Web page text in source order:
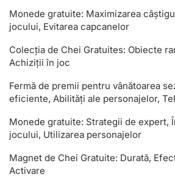
Monede gratuite: Maximizarea
jocului, Evitarea capcanelor
Colecția de Chei Gratuites: Obiecte
Achiziții în joc
Fermă de premii pentru vânătoarea
eficiente, Abilități ale personajelor,
Monede gratuite: Strategii de expert,
jocului, Utilizarea personajelor
Magnet de Chei Gratuite: Durată,
Activare